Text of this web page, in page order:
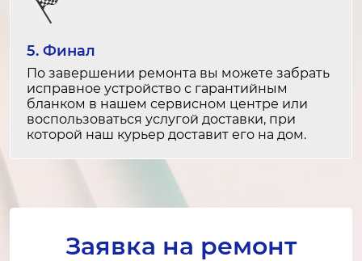
Замена тачскрина
1-2 часа
от 2 500 ₽
Замена экрана
1-2 часа
2-4 часа
от 2 000 ₽
1-2 часа
от 1 500 ₽
Треснул корпус
2-4 часа
5. Финал
По завершении ремонта вы можете забрать
исправное устройство с гарантийным
бланком в нашем сервисном центре или
воспользоваться услугой доставки, при
которой наш курьер доставит его на дом.
Заявка на ремонт